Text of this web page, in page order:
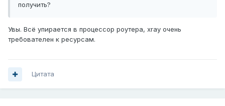
получить?
Увы. Всё упирается в процессор роутера, xray очень
требователен к ресурсам.
Цитата